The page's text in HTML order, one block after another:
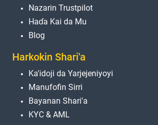
Nazarin Trustpilot
Haɗa Kai da Mu
Blog
Harkokin Shari'a
Ka'idoji da Yarjejeniyoyi
Manufofin Sirri
Bayanan Shari'a
KYC & AML